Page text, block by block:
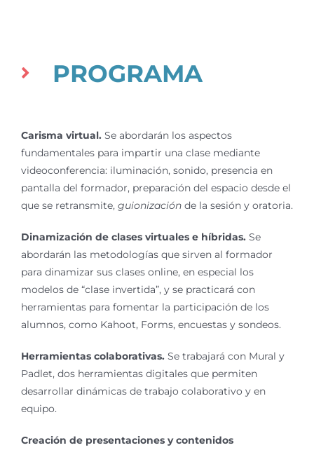
PROGRAMA
Carisma virtual.Se abordarán los aspectos
fundamentales para impartir una clase mediante
videoconferencia: iluminación, sonido, presencia en
pantalla del formador, preparación del espacio desde el
que se retransmite, guionización de la sesión y oratoria.
Dinamización de clases virtuales e híbridas.Se
abordarán las metodologías que sirven al formador
para dinamizar sus clases online, en especial los
modelos de “clase invertida”, y se practicará con
herramientas para fomentar la participación de los
alumnos, como Kahoot, Forms, encuestas y sondeos.
Herramientas colaborativas.Se trabajará con Mural y
Padlet, dos herramientas digitales que permiten
desarrollar dinámicas de trabajo colaborativo y en
equipo.
Creación de presentaciones y contenidos